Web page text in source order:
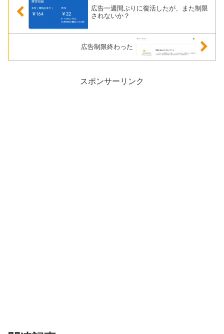
広告一週間ぶりに復活したが、また制限
されないか？
広告制限終わった
スポンサーリンク